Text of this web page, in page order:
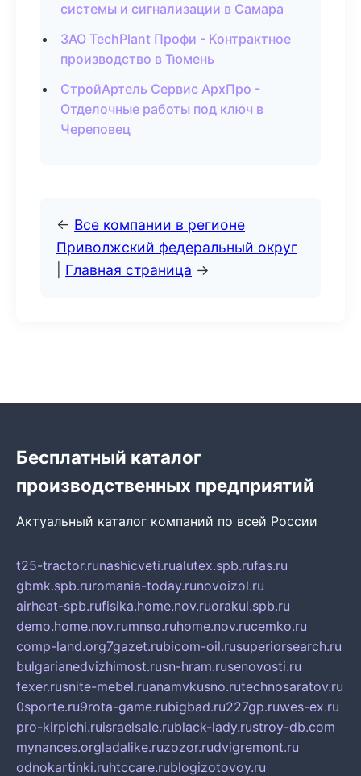
системы и сигнализации в Самара
ЗАО TechPlant Профи - Контрактное
производство в Тюмень
СтройАртель Сервис АрхПро -
Отделочные работы под ключ в
Череповец
← Все компании в регионе
Приволжский федеральный округ
Главная страница →
Бесплатный каталог
производственных предприятий
Актуальный каталог компаний по всей России
t25-tractor.runashicveti.rualutex.spb.rufas.ru
gbmk.spb.ruromania-today.runovoizol.ru
airheat-spb.rufisika.home.nov.ruorakul.spb.ru
demo.home.nov.rumnso.ruhome.nov.rucemko.ru
comp-land.org7gazet.rubicom-oil.rusuperiorsearch.ru
bulgarianedvizhimost.rusn-hram.rusenovosti.ru
fexer.rusnite-mebel.ruanamvkusno.rutechnosaratov.ru
0sporte.ru9rota-game.rubigbad.ru227gp.ruwes-ex.ru
pro-kirpichi.ruisraelsale.rublack-lady.rustroy-db.com
mynances.orgladalike.ruzozor.rudvigremont.ru
odnokartinki.ruhtccare.rublogizotovoy.ru